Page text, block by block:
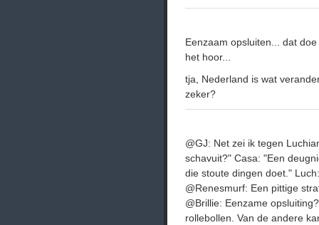
Eenzaam opsluiten... dat
het hoor...
tja, Nederland is wat
zeker?
@GJ: Net zei ik tegen
schavuit?" Casa: "Een
die stoute dingen doet."
@Renesmurf: Een pittige
@Brillie: Eenzame
rollebollen. Van de andere